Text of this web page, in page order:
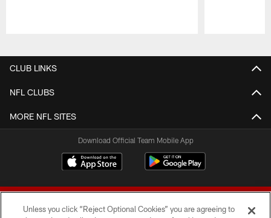
CLUB LINKS
NFL CLUBS
MORE NFL SITES
Download Official Team Mobile App
Unless you click “Reject Optional Cookies” you are agreeing to